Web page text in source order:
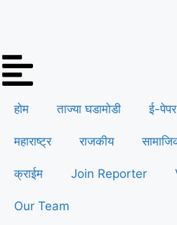
होम ताज्या घडामोडी ई-पेपर
महाराष्ट्र राजकीय
क्राईम Join Reporter
Our Team